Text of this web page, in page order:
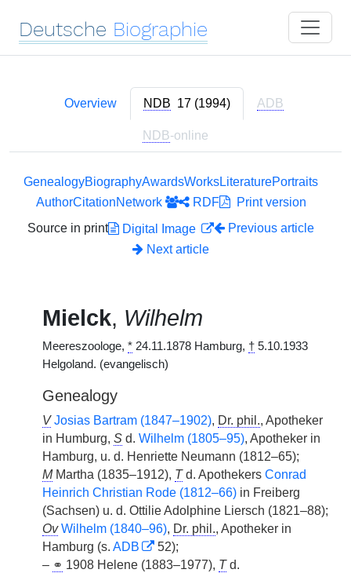
Deutsche Biographie
Overview NDB 17 (1994) ADB
NDB-online
GenealogyBiographyAwardsWorksLiteraturePortraits
AuthorCitationNetwork RDF
Print version
Source in print
Digital Image
Previous article
Next article
Mielck, Wilhelm
Meereszoologe, * 24.11.1878 Hamburg, † 5.10.1933
Helgoland. (evangelisch)
Genealogy
V Josias Bartram (1847–1902), Dr. phil., Apotheker
in Humburg, S d. Wilhelm (1805–95), Apotheker in
Hamburg, u. d. Henriette Neumann (1812–65);
MMartha (1835–1912), Td. Apothekers Conrad
Heinrich Christian Rode (1812–66) in Freiberg
(Sachsen) u. d. Ottilie Adolphine Liersch (1821–88);
Ov Wilhelm (1840–96), Dr. phil., Apotheker in
Hamburg (s. ADB
52);
– ⚭ 1908 Helene (1883–1977), Td.